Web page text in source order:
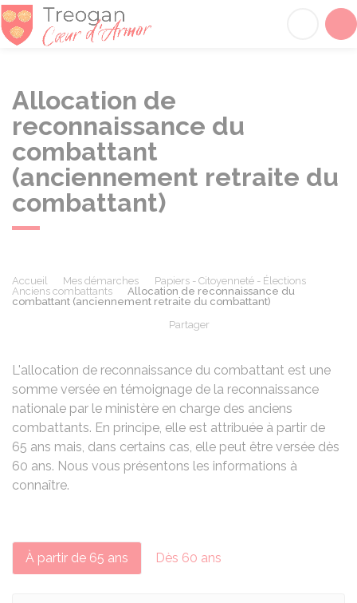
Allocation de
reconnaissance du
combattant
(anciennement retraite du
combattant)
Accueil Mes démarches
Papiers - Citoyenneté - Élections
Anciens combattants
Allocation de reconnaissance du
combattant (anciennement retraite du combattant)
Partager
L'allocation de reconnaissance du combattant est une
somme versée en témoignage de la reconnaissance
nationale par le ministère en charge des anciens
combattants. En principe, elle est attribuée à partir de
65 ans mais, dans certains cas, elle peut être versée dès
60 ans. Nous vous présentons les informations à
connaître.
À partir de 65 ans Dès 60 ans